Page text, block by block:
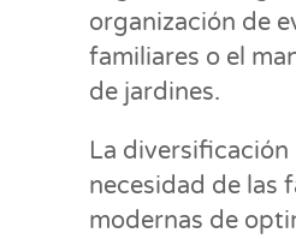
organización de
familiares o el
de jardines.
La diversificación
necesidad de las
modernas de